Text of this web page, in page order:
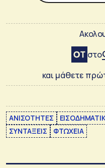
στο
και μάθετε
ΑΝΙΣΟΤΗΤΕΣ
ΣΥΝΤΑΞΕΙΣ
ΦΤΩΧΕΙΑ